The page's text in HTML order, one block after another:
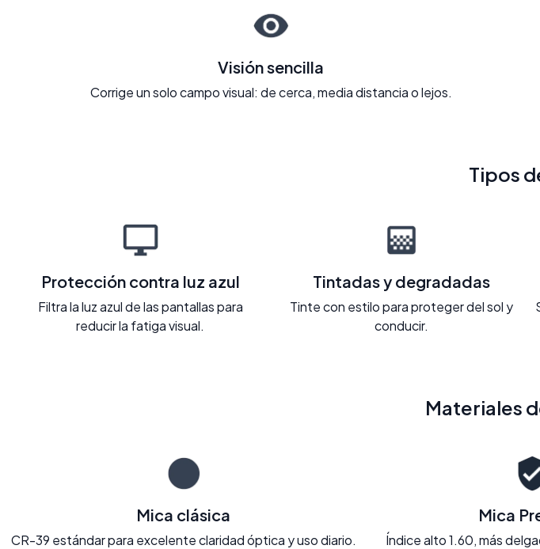
Visión sencilla
Corrige un solo campo visual: de cerca, media distancia o lejos.
Tipos
Protección contra luz azul
Filtra la luz azul de las pantallas para
reducir la fatiga visual.
Tintadas y degradadas
Tinte con estilo para proteger del sol y
conducir.
Materiales
Mica clásica
CR-39 estándar para excelente claridad óptica y uso diario.
Mica
Índice alto 1.60, más